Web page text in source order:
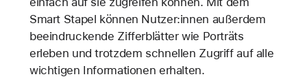
Smart Stapel können Nutzer:innen außerdem
beeindruckende Zifferblätter wie Porträts
erleben und trotzdem schnellen Zugriff auf alle
wichtigen Informationen erhalten.